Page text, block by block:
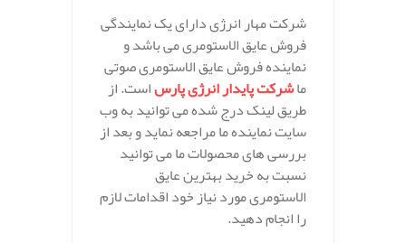
شرکت مهار انرژی دارای یک نمایندگی
فروش عایق الاستومری می باشد و
نماینده فروش عایق الاستومری صوتی
ماشرکت پایدار انرژی پارساست. از
طریق لینک درج شده می توانید به وب
سایت نماینده ما مراجعه نماید و بعد از
بررسی های محصولات ما می توانید
نسبت به خرید بهترین عایق
الاستومری مورد نیاز خود اقدامات لازم
را انجام دهید.